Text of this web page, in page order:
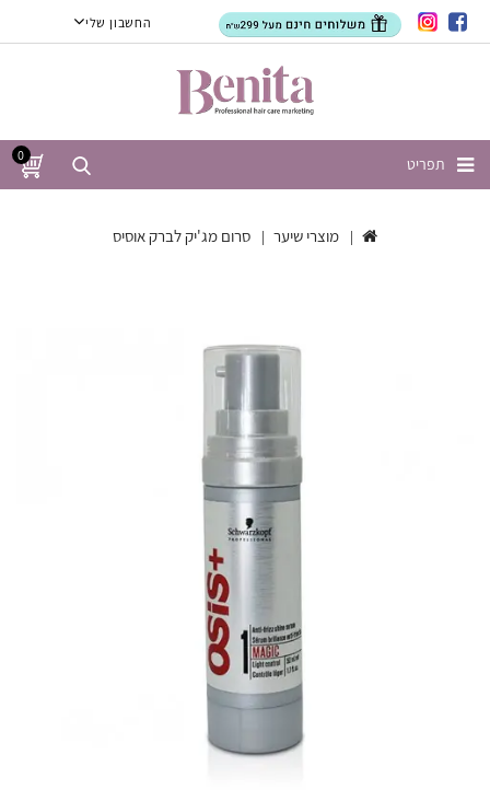
החשבון שלי
0 תפריט
מוצרי שיער סרום מג'יק לברק אוסיס